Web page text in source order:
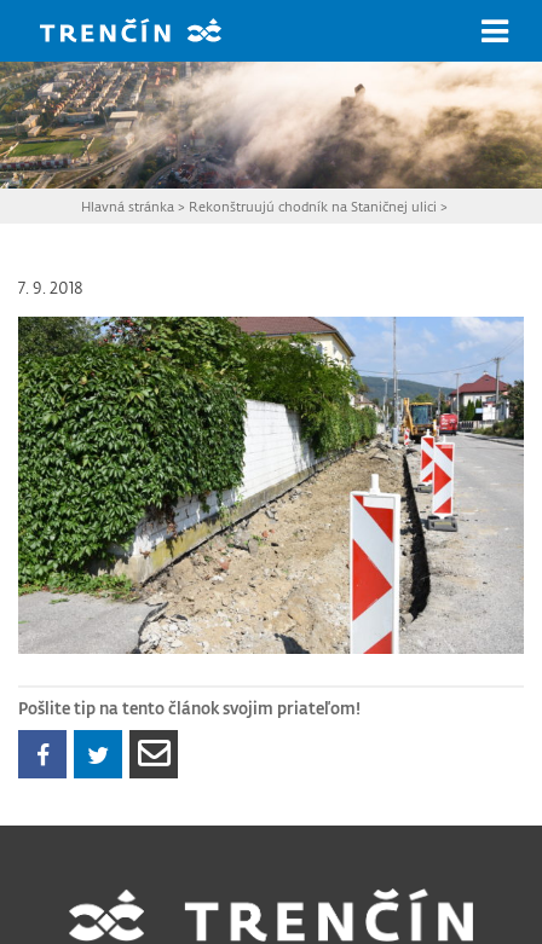
Hlavná stránka > Rekonštruujú chodník na Staničnej ulici >
7. 9. 2018
Pošlite tip na tento článok svojim priateľom!